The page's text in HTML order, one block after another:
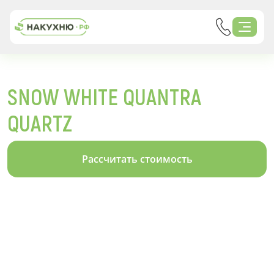
SNOW WHITE QUANTRA
QUARTZ
Рассчитать стоимость